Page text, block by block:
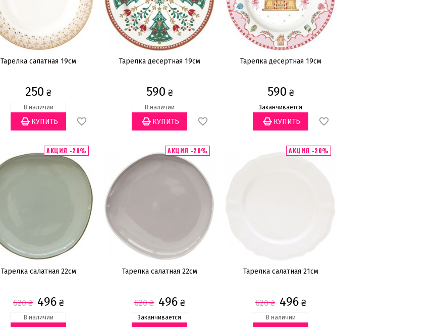
Тарелка салатная 19см
250 ₴
В наличии
Тарелка десертная 19см
590 ₴
В наличии
Тарелка десертная 19см
590 ₴
Заканчивается
АКЦИЯ -20%
Тарелка салатная 22см
620₴ 496₴
В наличии
АКЦИЯ -20%
Тарелка салатная 22см
620₴ 496₴
Заканчивается
АКЦИЯ -20%
Тарелка салатная 21см
620₴ 496₴
В наличии